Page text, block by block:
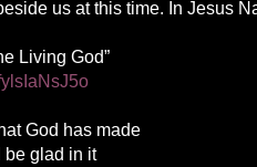
us at this time. In Jesus
Living God”
God has made
be glad in it